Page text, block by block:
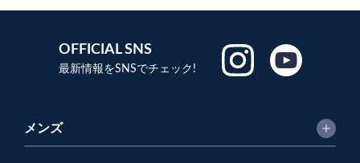
OFFICIAL SNS
最新情報をSNSでチェック!
メンズ